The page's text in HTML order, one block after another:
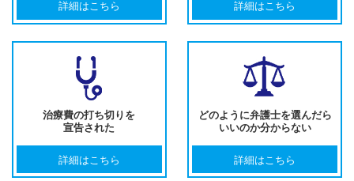
詳細はこちら 詳細はこちら
治療費の打ち切りを
宣告された
詳細はこちら
どのように弁護士を選んだら
いいのか分からない
詳細はこちら